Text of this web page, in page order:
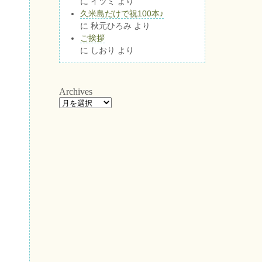
久米島だけで祝100本♪
に 秋元ひろみ より
ご挨拶
に しおり より
Archives